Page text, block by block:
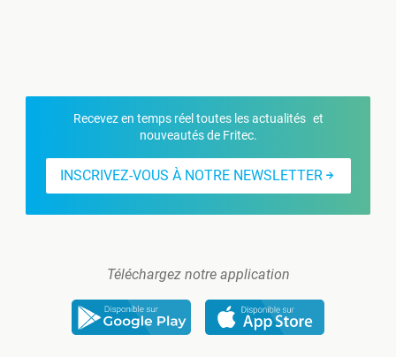
Recevez en temps réel toutes les actualités et
nouveautés de Fritec.
INSCRIVEZ-VOUS À NOTRE NEWSLETTER
Téléchargez notre application